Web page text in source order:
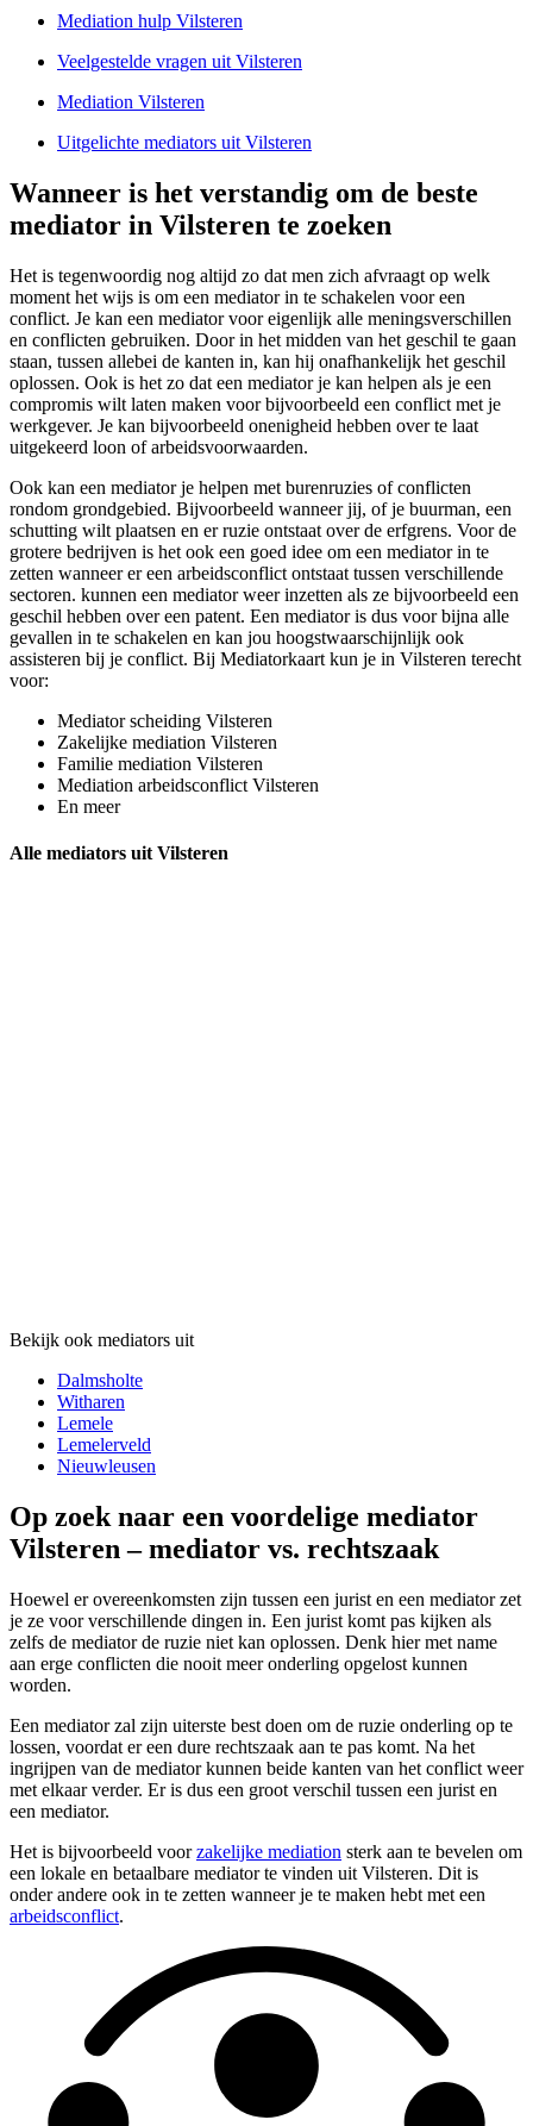
Mediation hulp Vilsteren
Veelgestelde vragen uit Vilsteren
Mediation Vilsteren
Uitgelichte mediators uit Vilsteren
Wanneer is het verstandig om de beste
mediator in Vilsteren te zoeken
Het is tegenwoordig nog altijd zo dat men zich afvraagt op welk
moment het wijs is om een mediator in te schakelen voor een
conflict. Je kan een mediator voor eigenlijk alle meningsverschillen
en conflicten gebruiken. Door in het midden van het geschil te gaan
staan, tussen allebei de kanten in, kan hij onafhankelijk het geschil
oplossen. Ook is het zo dat een mediator je kan helpen als je een
compromis wilt laten maken voor bijvoorbeeld een conflict met je
werkgever. Je kan bijvoorbeeld onenigheid hebben over te laat
uitgekeerd loon of arbeidsvoorwaarden.
Ook kan een mediator je helpen met burenruzies of conflicten
rondom grondgebied. Bijvoorbeeld wanneer jij, of je buurman, een
schutting wilt plaatsen en er ruzie ontstaat over de erfgrens. Voor de
grotere bedrijven is het ook een goed idee om een mediator in te
zetten wanneer er een arbeidsconflict ontstaat tussen verschillende
sectoren. kunnen een mediator weer inzetten als ze bijvoorbeeld een
geschil hebben over een patent. Een mediator is dus voor bijna alle
gevallen in te schakelen en kan jou hoogstwaarschijnlijk ook
assisteren bij je conflict. Bij Mediatorkaart kun je in Vilsteren terecht
voor:
Mediator scheiding Vilsteren
Zakelijke mediation Vilsteren
Familie mediation Vilsteren
Mediation arbeidsconflict Vilsteren
En meer
Alle mediators uit Vilsteren
Bekijk ook mediators uit
Dalmsholte
Witharen
Lemele
Lemelerveld
Nieuwleusen
Op zoek naar een voordelige mediator
Vilsteren – mediator vs. rechtszaak
Hoewel er overeenkomsten zijn tussen een jurist en een mediator zet
je ze voor verschillende dingen in. Een jurist komt pas kijken als
zelfs de mediator de ruzie niet kan oplossen. Denk hier met name
aan erge conflicten die nooit meer onderling opgelost kunnen
worden.
Een mediator zal zijn uiterste best doen om de ruzie onderling op te
lossen, voordat er een dure rechtszaak aan te pas komt. Na het
ingrijpen van de mediator kunnen beide kanten van het conflict weer
met elkaar verder. Er is dus een groot verschil tussen een jurist en
een mediator.
Het is bijvoorbeeld voorzakelijke mediation sterk aan te bevelen om
een lokale en betaalbare mediator te vinden uit Vilsteren. Dit is
onder andere ook in te zetten wanneer je te maken hebt met een
arbeidsconflict.